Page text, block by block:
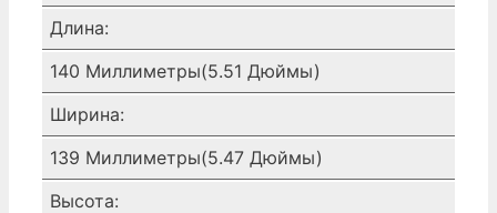
Длина:
140 Миллиметры(5.51 Дюймы)
Ширина:
139 Миллиметры(5.47 Дюймы)
Высота: